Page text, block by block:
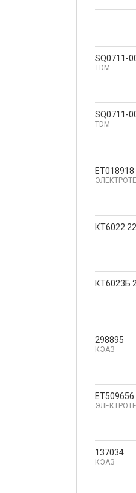
SQ0711-
TDM
SQ0711-
TDM
ET018918
КТ6022
КТ6023Б
298895
КЭАЗ
ET509656
137034
КЭАЗ